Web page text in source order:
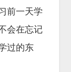
前一天学
会在忘记
过的东